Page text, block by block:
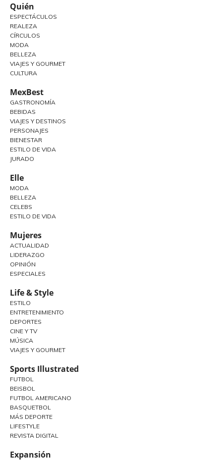
Quién
ESPECTÁCULOS
REALEZA
CÍRCULOS
MODA
BELLEZA
VIAJES Y GOURMET
CULTURA
MexBest
GASTRONOMÍA
BEBIDAS
VIAJES Y DESTINOS
PERSONAJES
BIENESTAR
ESTILO DE VIDA
JURADO
Elle
MODA
BELLEZA
CELEBS
ESTILO DE VIDA
Mujeres
ACTUALIDAD
LIDERAZGO
OPINIÓN
ESPECIALES
Life & Style
ESTILO
ENTRETENIMIENTO
DEPORTES
CINE Y TV
MÚSICA
VIAJES Y GOURMET
Sports Illustrated
FUTBOL
BEISBOL
FUTBOL AMERICANO
BASQUETBOL
MÁS DEPORTE
LIFESTYLE
REVISTA DIGITAL
Expansión